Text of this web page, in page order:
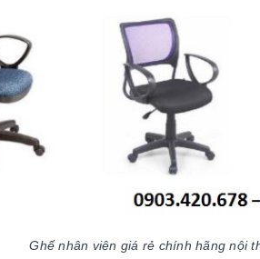
Ghế nhân viên giá rẻ chính hãng nội